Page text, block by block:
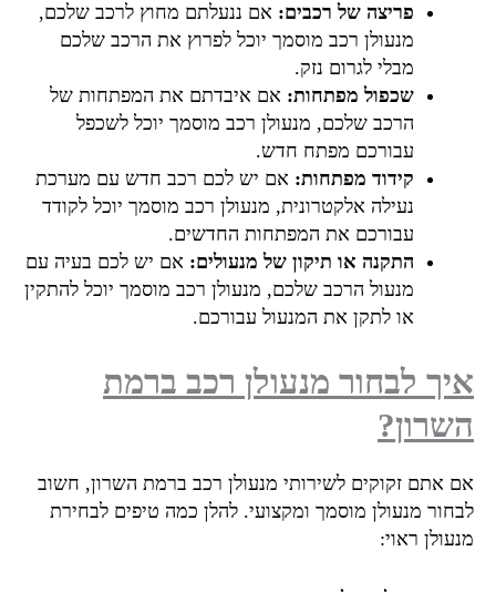
פריצה של רכבים:אם ננעלתם מחוץ לרכב שלכם,
מנעולן רכב מוסמך יוכל לפרוץ את הרכב שלכם
מבלי לגרום נזק.
שכפול מפתחות:אם איבדתם את המפתחות של
הרכב שלכם, מנעולן רכב מוסמך יוכל לשכפל
עבורכם מפתח חדש.
קידוד מפתחות:אם יש לכם רכב חדש עם מערכת
נעילה אלקטרונית, מנעולן רכב מוסמך יוכל לקודד
עבורכם את המפתחות החדשים.
התקנה או תיקון של מנעולים:אם יש לכם בעיה עם
מנעול הרכב שלכם, מנעולן רכב מוסמך יוכל להתקין
או לתקן את המנעול עבורכם.
לבחור מנעולן רכב ברמת
אתם זקוקים לשירותי מנעולן רכב ברמת השרון, חשוב
מנעולן מוסמך ומקצועי. להלן כמה טיפים לבחירת
ראוי: